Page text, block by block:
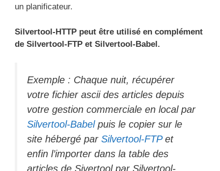
un planificateur.
Silvertool-HTTP peut être utilisé en complément
de Silvertool-FTP et Silvertool-Babel.
Exemple : Chaque nuit, récupérer
votre fichier ascii des articles depuis
votre gestion commerciale en local par
Silvertool-Babelpuis le copier sur le
site hébergé par Silvertool-FTPet
enfin l’importer dans la table des
articles de Sivertool par Silvertool-